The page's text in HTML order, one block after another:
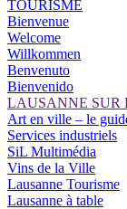
TOURISME
Bienvenue
Welcome
Willkommen
Benvenuto
Bienvenido
LAUSANNE SUR
Art en ville – le
Services industriels
SiL Multimédia
Vins de la Ville
Lausanne Tourisme
Lausanne à table